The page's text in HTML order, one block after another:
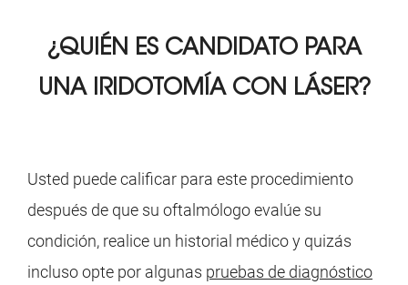
¿QUIÉN ES CANDIDATO PARA
UNA IRIDOTOMÍA CON LÁSER?
Usted puede calificar para este procedimiento
después de que su oftalmólogo evalúe su
condición, realice un historial médico y quizás
incluso opte por algunas pruebas de diagnóstico